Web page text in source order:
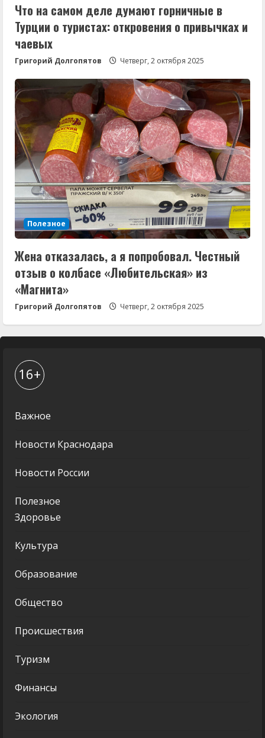
Что на самом деле думают горничные в
Турции о туристах: откровения о привычках и
чаевых
Григорий Долгопятов Четверг, 2 октября 2025
Полезное
Жена отказалась, а я попробовал. Честный
отзыв о колбасе «Любительская» из
«Магнита»
Григорий Долгопятов Четверг, 2 октября 2025
16+
Важное
Новости Краснодара
Новости России
Полезное
Здоровье
Культура
Образование
Общество
Происшествия
Туризм
Финансы
Экология